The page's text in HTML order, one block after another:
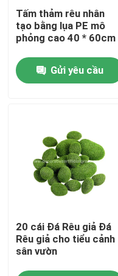
Nhà
Về chúng tôi
Tham quan nhà máy
Kiểm soát chất lượng
Tấm thảm rêu nhân
tạo bằng lụa PE mô
phỏng cao 40 * 60cm
Gửi yêu cầu
20 cái Đá Rêu giả Đá
Rêu giả cho tiểu cảnh
sân vườn